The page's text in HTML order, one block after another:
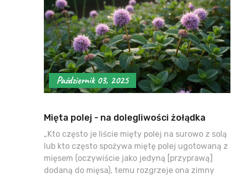
Październik 03, 2025
Mięta polej - na dolegliwości żołądka
„Kto często je liście mięty polej na surowo z solą
lub kto często spożywa miętę polej ugotowaną z
mięsem (oczywiście jako jedyną [przyprawą]
dodaną do mięsa), temu rozgrzeje ona zimny